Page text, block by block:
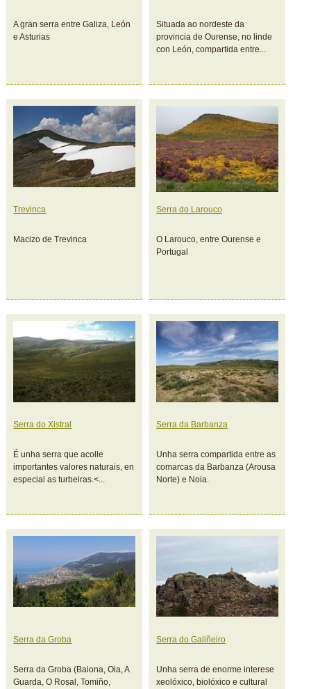
A gran serra entre Galiza, León
e Asturias
Situada ao nordeste da
provincia de Ourense, no linde
con León, compartida entre...
Trevinca
Macizo de Trevinca
Serra do Larouco
O Larouco, entre Ourense e
Portugal
Serra do Xistral
É unha serra que acolle
importantes valores naturais, en
especial as turbeiras.<...
Serra da Barbanza
Unha serra compartida entre as
comarcas da Barbanza (Arousa
Norte) e Noia.
Serra da Groba
Serra da Groba (Baiona, Oia, A
Guarda, O Rosal, Tomiño,
Serra do Galiñeiro
Unha serra de enorme interese
xeolóxico, biolóxico e cultural